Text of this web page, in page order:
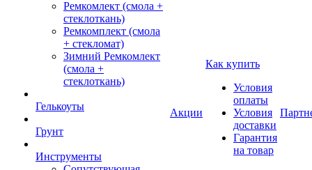
Ремкомлект (смола +
стеклоткань)
Ремкомплект (смола
+ стекломат)
Зимний Ремкомлект
(смола +
стеклоткань)
Гелькоуты
Грунт
Инструменты
Акции
Как купить
Условия
оплаты
Условия
доставки
Гарантия
на товар